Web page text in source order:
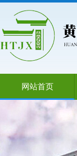
网站首页